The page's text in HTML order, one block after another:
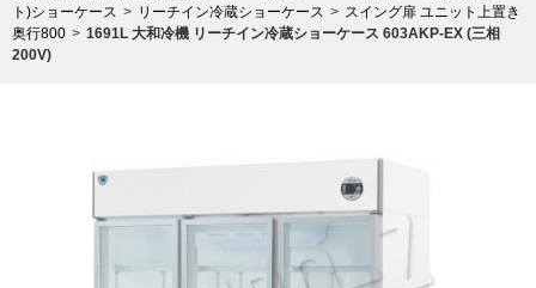
ト)ショーケース
リーチイン冷蔵ショーケース
スイング扉 ユニット上置き
奥行800
1691L 大和冷機 リーチイン冷蔵ショーケース 603AKP-EX (三相
200V)